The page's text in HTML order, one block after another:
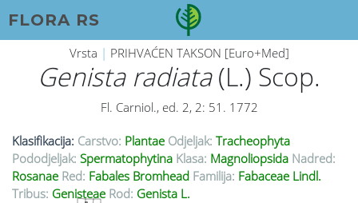
FLORA RS
Vrsta | PRIHVAĆEN TAKSON [Euro+Med]
Genista radiata(L.) Scop.
Fl. Carniol., ed. 2, 2: 51. 1772
Klasifikacija: Carstvo: Plantae Odjeljak: Tracheophyta
Pododjeljak: Spermatophytina Klasa: Magnoliopsida Nadred:
Rosanae Red: Fabales Bromhead Familija: Fabaceae Lindl.
Tribus: Genisteae Rod: Genista L.